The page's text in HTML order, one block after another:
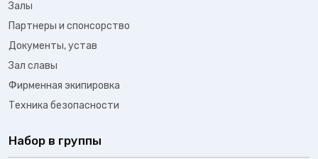
Залы
Партнеры и спонсорство
Документы, устав
Зал славы
Фирменная экипировка
Техника безопасности
Набор в группы